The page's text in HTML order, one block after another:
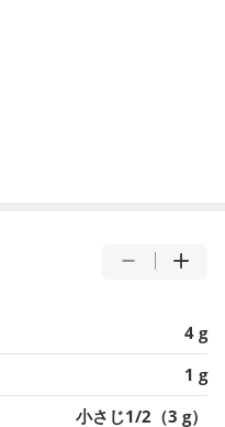
4 g
1 g
小さじ1/2（3 g）